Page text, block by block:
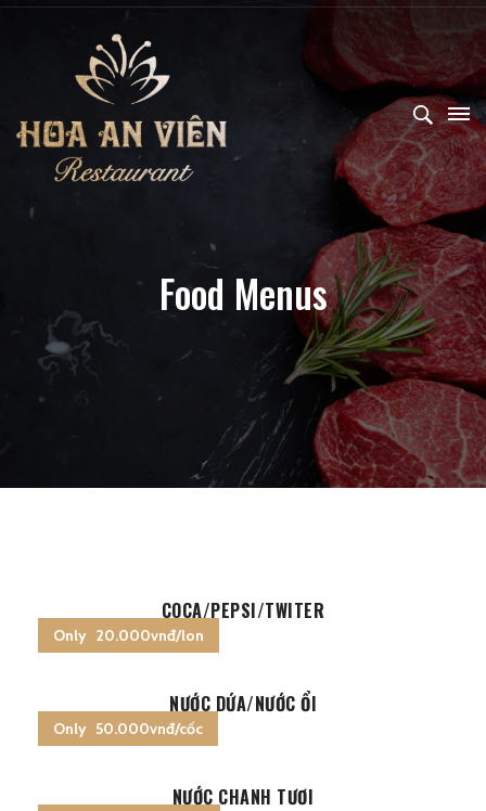
Food Menus
Only 20.000vnđ/lon
COCA/PEPSI/TWITER
Only 50.000vnđ/cốc
NƯỚC DỨA/NƯỚC ỔI
NƯỚC CHANH TƯƠI